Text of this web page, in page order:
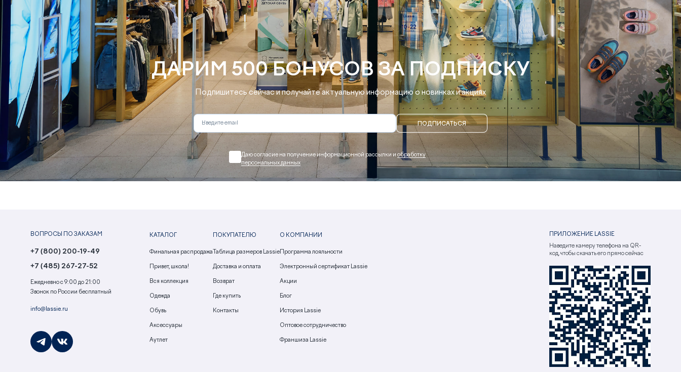
ДАРИМ 500 БОНУСОВ ЗА ПОДПИСКУ
Подпишитесь сейчас и получайте актуальную информацию о новинках и акциях
ПОДПИСАТЬСЯ
Даю согласие на получение информационной рассылки и обработку
персональных данных
ВОПРОСЫ ПО ЗАКАЗАМ
+7 (800) 200-19-49
+7 (485) 267-27-52
Ежедневно с 9:00 до 21:00
Звонок по России бесплатный
info@lassie.ru
КАТАЛОГ
Финальная распродажа
Привет, школа!
Вся коллекция
Одежда
Обувь
Аксессуары
Аутлет
ПОКУПАТЕЛЮ
Таблица размеров Lassie
Доставка и оплата
Возврат
Где купить
Контакты
О КОМПАНИИ
Программа лояльности
Электронный сертификат Lassie
Акции
Блог
История Lassie
Оптовое сотрудничество
Франшиза Lassie
ПРИЛОЖЕНИЕ LASSIE
Наведите камеру телефона на QR-
код, чтобы скачать его прямо сейчас